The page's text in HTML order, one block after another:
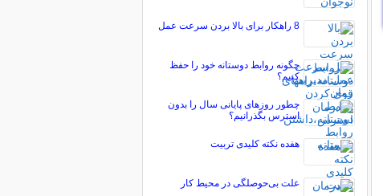
8 راهکار برای بالا بردن سرعت عمل
چگونه روابط دوستانه خود را حفظ
کنیم؟
چطور روزهای پایانی سال را بدون
استرس بگذرانیم؟
هفده نکته کلیدی تربیت
علت بی‌حوصلگی در محیط کار